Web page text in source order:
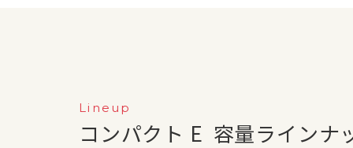
Lineup
コンパクト E 容量ラインナ